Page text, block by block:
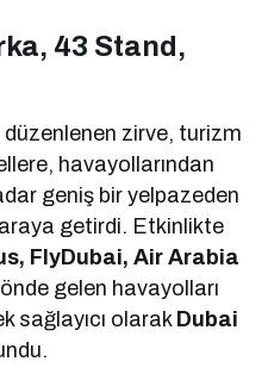
43 Stand,
zirve, turizm
havayollarından
geniş bir yelpazeden
getirdi. Etkinlikte
FlyDubai, Air Arabia
gelen havayolları
sağlayıcı olarak Dubai